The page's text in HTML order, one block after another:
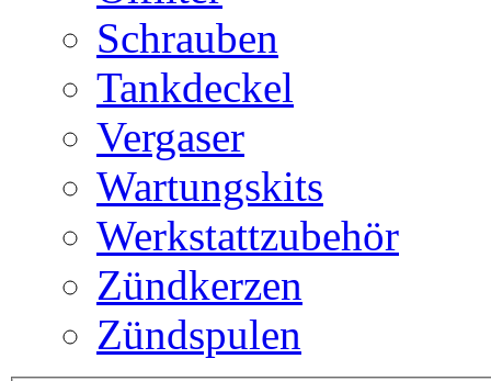
Schrauben
Tankdeckel
Vergaser
Wartungskits
Werkstattzubehör
Zündkerzen
Zündspulen